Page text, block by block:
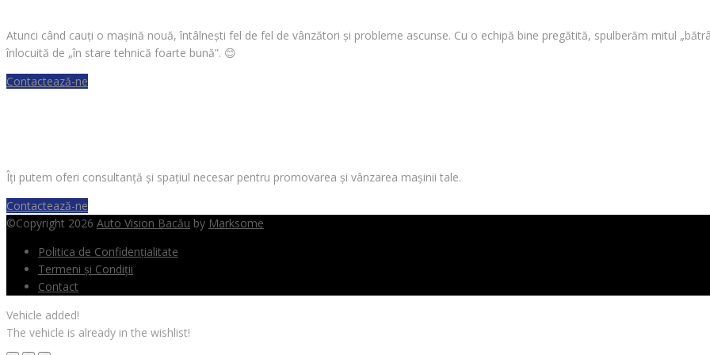
Atunci când cauți o mașină nouă, întâlnești fel de fel de vânzători și probleme ascunse. Cu o echipă bine pregătită, spulberăm mitul
înlocuită de „în stare tehnică foarte bună”. 😊
Contactează-ne
Îți putem oferi consultanță și spațiul necesar pentru promovarea și vânzarea mașinii tale.
Contactează-ne
©Copyright 2026 Auto Vision Bacău by Marksome
Politica de Confidențialitate
Termeni și Condiții
Contact
Vehicle added!
The vehicle is already in the wishlist!